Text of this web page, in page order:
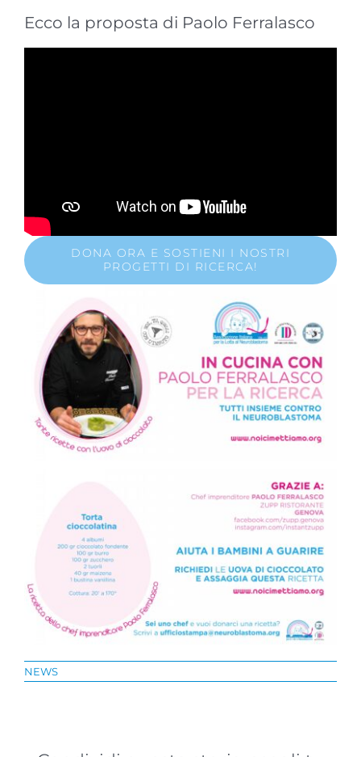
Ecco la proposta di Paolo Ferralasco
DONA ORA E SOSTIENI I NOSTRI
PROGETTI DI RICERCA!
NEWS